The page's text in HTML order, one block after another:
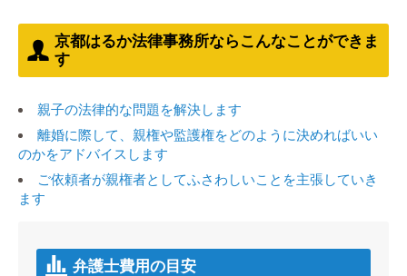
京都はるか法律事務所ならこんなことができま
す
親子の法律的な問題を解決します
離婚に際して、親権や監護権をどのように決めればいい
のかをアドバイスします
ご依頼者が親権者としてふさわしいことを主張していき
ます
弁護士費用の目安